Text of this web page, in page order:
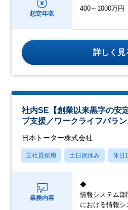
想定年収
400～1000万円
詳しく見
社内SE【創業以来黒字の安
プ支援／ワークライフバラン
日本トーター株式会社
正社員採用 土日祝休み 休日
業務内容
◆
情報システム
における情報